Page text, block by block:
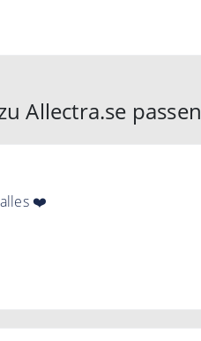
Allectra.se passen
❤️